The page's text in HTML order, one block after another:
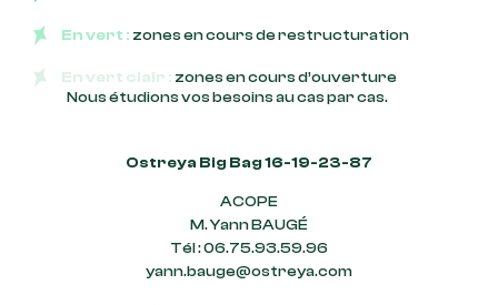
En vert : zones en cours de restructuration
En vert clair : zones en cours d’ouverture
Nous étudions vos besoins au cas par cas.
Ostreya Big Bag 16-19-23-87
ACOPE
M. Yann BAUGÉ
Tél : 06.75.93.59.96
yann.bauge@ostreya.com